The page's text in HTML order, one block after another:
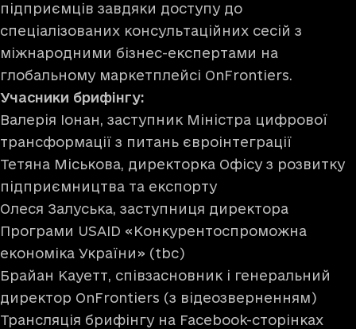
підприємців завдяки доступу до
спеціалізованих консультаційних сесій з
міжнародними бізнес-експертами на
глобальному маркетплейсі OnFrontiers.
Учасники брифінгу:
Валерія Іонан, заступник Міністра цифрової
трансформації з питань євроінтеграції
Тетяна Міськова, директорка Офісу з розвитку
підприємництва та експорту
Олеся Залуська, заступниця директора
Програми USAID «Конкурентоспроможна
економіка України» (tbc)
Брайан Кауетт, співзасновник і генеральний
директор OnFrontiers (з відеозверненням)
Трансляція брифінгу на Facebook-сторінках